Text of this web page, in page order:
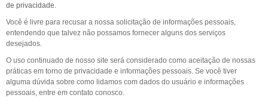
de privacidade.
Você é livre para recusar a nossa solicitação de informações pessoais,
entendendo que talvez não possamos fornecer alguns dos serviços
desejados.
O uso continuado de nosso site será considerado como aceitação de nossas
práticas em torno de privacidade e informações pessoais. Se você tiver
alguma dúvida sobre como lidamos com dados do usuário e informações
pessoais, entre em contato conosco.